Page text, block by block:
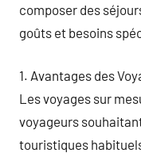
composer des
goûts et besoins
1. Avantages des
Les voyages sur
voyageurs
touristiques